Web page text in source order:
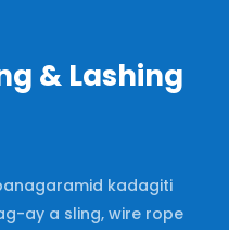
& Lashing
kadagiti
ay a sling, wire rope